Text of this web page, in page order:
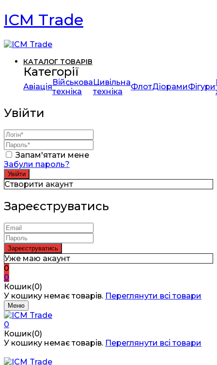
ICM Trade
КАТАЛОГ ТОВАРІВ
Категорії
АвіаціяВійськова
техніка
Цивільна
техніка
ФлотДіорамиФігури
Увійти
Запам'ятати мене
Забули пароль?
Створити акаунт
Зареєструватись
Уже маю акаунт
0
0
Кошик(0)
У кошику немає товарів. Переглянути всі товари
Меню
0
Кошик(0)
У кошику немає товарів. Переглянути всі товари